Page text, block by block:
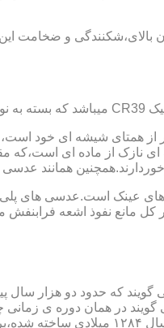
و ضخامت
همتای شیشه ای خود
نازک از ماده ای
همانند
های عینک است.عدسی های
مانع نفوذ اشعه فرابنفش
که حدود دو هزار سال
در همان دوره ی زمانی